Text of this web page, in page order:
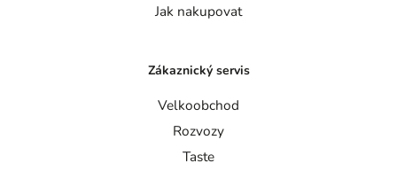
Jak nakupovat
Zákaznický servis
Velkoobchod
Rozvozy
Taste